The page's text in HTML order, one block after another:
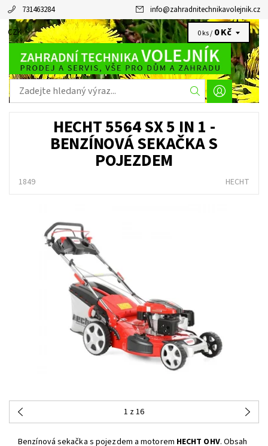
731463284 info@zahradnitechnikavolejnik.cz
CZK 0 ks / 0 Kč
HECHT 5564 SX 5 IN 1 -
BENZÍNOVÁ SEKAČKA S
POJEZDEM
1849 HECHT
1 z 16
Benzínová sekačka s pojezdem a motorem HECHT OHV. Obsah